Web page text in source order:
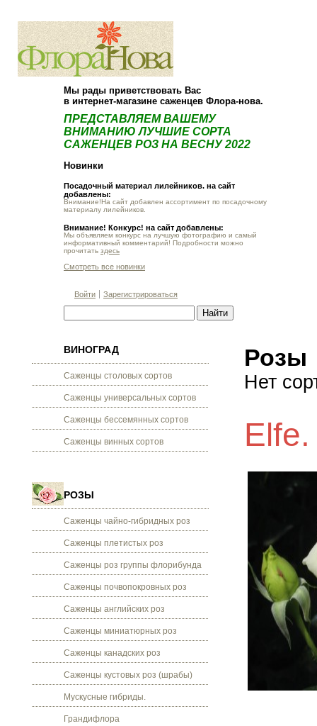
Мы рады приветствовать Вас
в интернет-магазине саженцев Флора-нова.
ПРЕДСТАВЛЯЕМ ВАШЕМУ
ВНИМАНИЮ ЛУЧШИЕ СОРТА
САЖЕНЦЕВ РОЗ НА ВЕСНУ 2022
Новинки
Посадочный материал лилейников. на сайт
добавлены:
Внимание!На сайт добавлен ассортимент по посадочному
материалу лилейников.
Внимание! Конкурс! на сайт добавлены:
Мы объявляем конкурс на лучшую фотографию и самый
информативный комментарий! Подробности можно
прочитать здесь
Смотреть все новинки
Войти Зарегистрироваться
ВИНОГРАД
Саженцы столовых сортов
Саженцы универсальных сортов
Саженцы бессемянных сортов
Саженцы винных сортов
РОЗЫ
Саженцы чайно-гибридных роз
Саженцы плетистых роз
Саженцы роз группы флорибунда
Саженцы почвопокровных роз
Саженцы английских роз
Саженцы миниатюрных роз
Саженцы канадских роз
Саженцы кустовых роз (шрабы)
Мускусные гибриды.
Грандифлора
Розы
Нет